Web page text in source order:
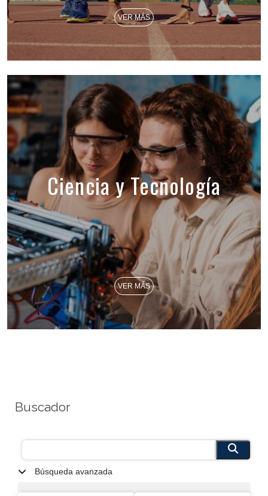
VER MÁS
Ciencia y Tecnología
VER MÁS
Buscador
Búsqueda avanzada